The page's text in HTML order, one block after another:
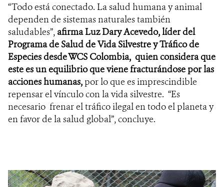
“Todo está conectado. La salud humana y animal
dependen de sistemas naturales también
saludables”, afirma Luz Dary Acevedo, líder del
Programa de Salud de Vida Silvestre y Tráfico de
Especies desde WCS Colombia, quien considera que
este es un equilibrio que viene fracturándose por las
acciones humanas, por lo que es imprescindible
repensar el vínculo con la vida silvestre. “Es
necesario frenar el tráfico ilegal en todo el planeta y
en favor de la salud global”, concluye.